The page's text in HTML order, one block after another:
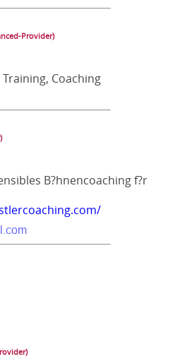
Provider)
Coaching
B?hnencoaching f?r